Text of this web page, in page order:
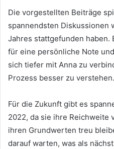
Die vorgestellten Beiträge
spannendsten Diskussionen
Jahres stattgefunden haben.
für eine persönliche Note
sich tiefer mit Anna zu
Prozess besser zu verstehen.
Für die Zukunft gibt es
2022, da sie ihre Reichweite
ihren Grundwerten treu
darauf warten, was als